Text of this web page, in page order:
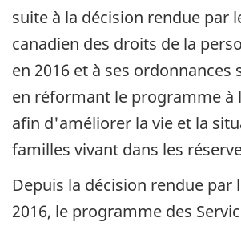
suite à la décision rendue par
canadien des droits de la
en 2016 et à ses ordonnances
en réformant le programme à
afin d'améliorer la vie et la
familles vivant dans les
Depuis la décision rendue par
2016, le programme des